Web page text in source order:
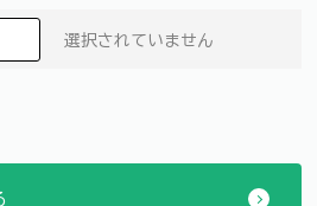
選択されていません